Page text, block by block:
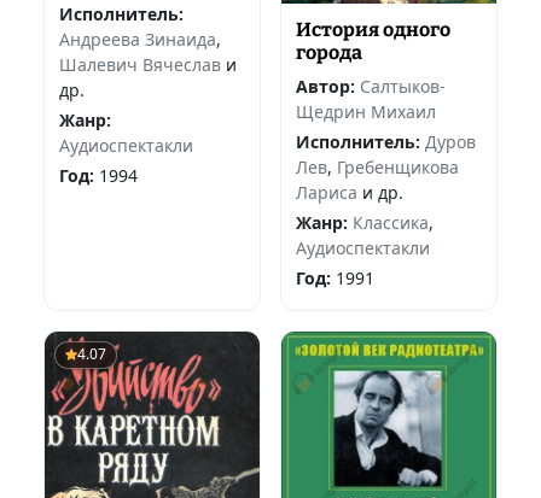
Исполнитель:
Андреева Зинаида,
Шалевич Вячеслав и
др.
Жанр:
Аудиоспектакли
Год: 1994
История одного
города
Автор: Салтыков-
Щедрин Михаил
Исполнитель: Дуров
Лев, Гребенщикова
Лариса и др.
Жанр: Классика,
Аудиоспектакли
Год: 1991
4.07